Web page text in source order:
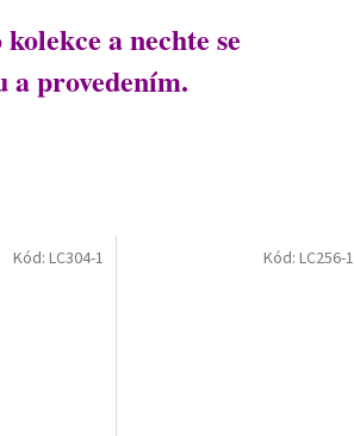
Kód: LC304-1 Kód:LC256-1
a nechte se
provedením.